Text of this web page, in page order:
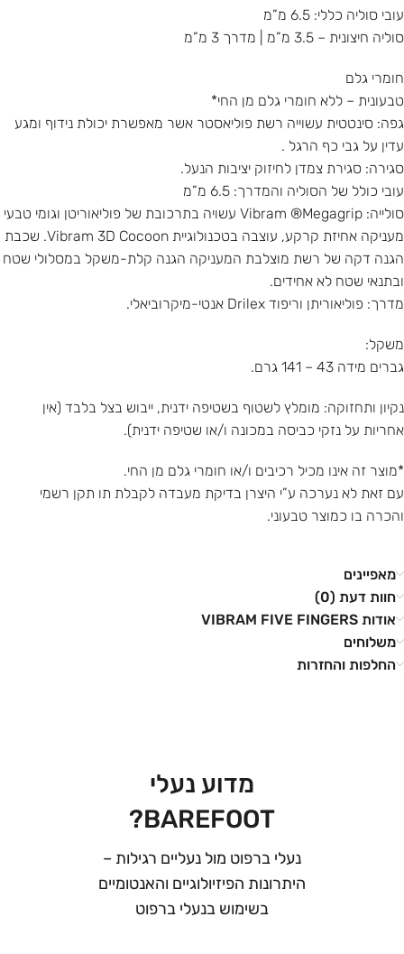
עובי סוליה כללי: 6.5 מ”מ
סוליה חיצונית – 3.5 מ”מ | מדרך 3 מ”מ
חומרי גלם
טבעונית – ללא חומרי גלם מן החי*
גפה: סינטטית עשוייה רשת פוליאסטר אשר מאפשרת יכולת נידוף ומגע
עדין על גבי כף הרגל .
סגירה: סגירת צמדן לחיזוק יציבות הנעל.
עובי כולל של הסוליה והמדרך: 6.5 מ”מ
סולייה: Vibram ®Megagrip עשויה בתרכובת של פוליאוריטן וגומי טבעי
מעניקה אחיזת קרקע, עוצבה בטכנולוגיית Vibram 3D Cocoon. שכבת
הגנה דקה של רשת מוצלבת המעניקה הגנה קלת-משקל במסלולי שטח
ובתנאי שטח לא אחידים.
מדרך: פוליאוריתן וריפוד Drilex אנטי-מיקרוביאלי.
משקל:
גברים מידה 43 – 141 גרם.
נקיון ותחזוקה: מומלץ לשטוף בשטיפה ידנית, ייבוש בצל בלבד (אין
אחריות על נזקי כביסה במכונה ו/או שטיפה ידנית).
*מוצר זה אינו מכיל רכיבים ו/או חומרי גלם מן החי.
עם זאת לא נערכה ע”י היצרן בדיקת מעבדה לקבלת תו תקן רשמי
והכרה בו כמוצר טבעוני.
מאפיינים
חוות דעת (0)
אודות VIBRAM FIVE FINGERS
משלוחים
החלפות והחזרות
מדוע נעלי
BAREFOOT?
נעלי ברפוט מול נעליים רגילות –
היתרונות הפיזיולוגיים והאנטומיים
בשימוש בנעלי ברפוט